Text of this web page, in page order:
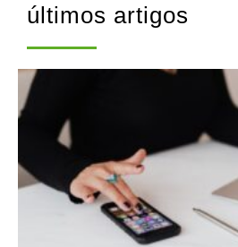
últimos artigos